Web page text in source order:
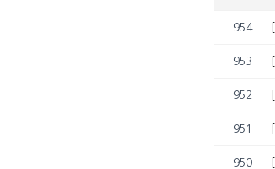
954
953
952
951
950